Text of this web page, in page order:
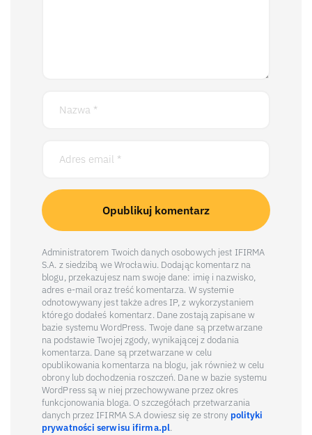
Administratorem Twoich danych osobowych jest IFIRMA
S.A. z siedzibą we Wrocławiu. Dodając komentarz na
blogu, przekazujesz nam swoje dane: imię i nazwisko,
adres e-mail oraz treść komentarza. W systemie
odnotowywany jest także adres IP, z wykorzystaniem
którego dodałeś komentarz. Dane zostają zapisane w
bazie systemu WordPress. Twoje dane są przetwarzane
na podstawie Twojej zgody, wynikającej z dodania
komentarza. Dane są przetwarzane w celu
opublikowania komentarza na blogu, jak również w celu
obrony lub dochodzenia roszczeń. Dane w bazie systemu
WordPress są w niej przechowywane przez okres
funkcjonowania bloga. O szczegółach przetwarzania
danych przez IFIRMA S.A dowiesz się ze strony polityki
prywatności serwisu ifirma.pl.